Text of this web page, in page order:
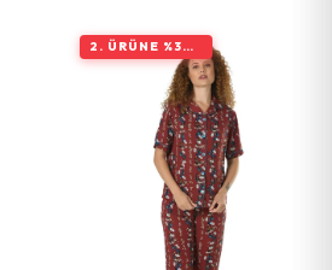
2. ÜRÜNE %30 İNDIRIM